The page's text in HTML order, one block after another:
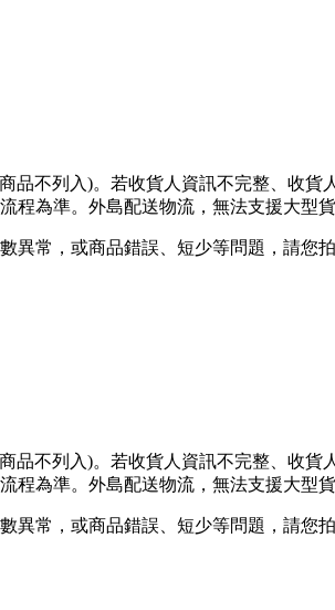
不列入)。若收貨人資訊不完整、收
為準。外島配送物流，無法支援大型
常，或商品錯誤、短少等問題，請您
不列入)。若收貨人資訊不完整、收
為準。外島配送物流，無法支援大型
常，或商品錯誤、短少等問題，請您